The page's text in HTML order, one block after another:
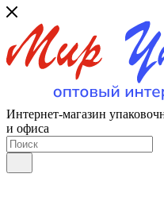
Интернет-магазин
и офиса